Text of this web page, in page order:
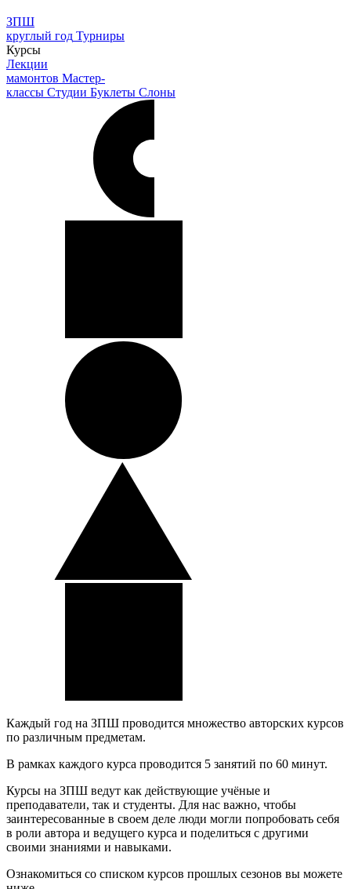
ЗПШ
круглый год Турниры
Курсы
Лекции
мамонтов Мастер-
классы Студии Буклеты Слоны
Каждый год на ЗПШ проводится множество авторских курсов
по различным предметам.
В рамках каждого курса проводится 5 занятий по 60 минут.
Курсы на ЗПШ ведут как действующие учёные и
преподаватели, так и студенты. Для нас важно, чтобы
заинтересованные в своем деле люди могли попробовать себя
в роли автора и ведущего курса и поделиться с другими
своими знаниями и навыками.
Ознакомиться со списком курсов прошлых сезонов вы можете